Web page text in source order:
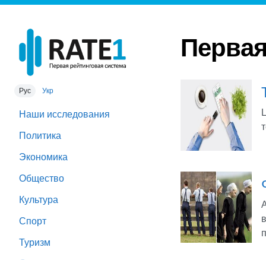
Рус Укр
Наши исследования
Политика
Экономика
Общество
Культура
Спорт
Туризм